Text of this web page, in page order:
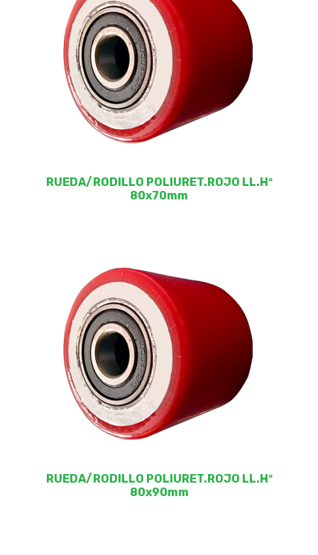
RUEDA/RODILLO POLIURET.ROJO LL.Hº
80x70mm
RUEDA/RODILLO POLIURET.ROJO LL.Hº
80x90mm